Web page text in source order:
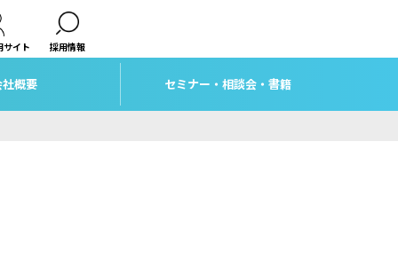
サイト 採用情報
概要 セミナー・相談会・書籍